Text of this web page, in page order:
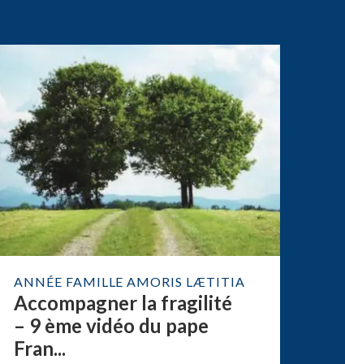
ANNÉE FAMILLE AMORIS LÆTITIA
Accompagner la fragilité
– 9 ème vidéo du pape
Fran...